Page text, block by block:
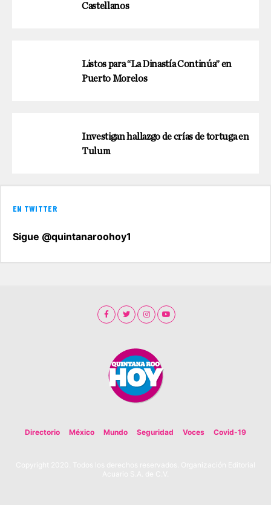
Castellanos
Listos para “La Dinastía Continúa” en
Puerto Morelos
Investigan hallazgo de crías de tortuga en
Tulum
EN TWITTER
Sigue @quintanaroohoy1
Directorio México Mundo Seguridad Voces Covid-19